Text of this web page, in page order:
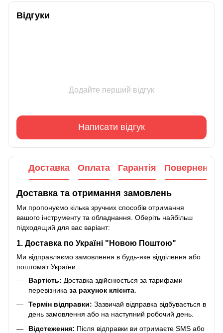
Відгуки
Додайте перший відгук
Написати відгук
Доставка Оплата Гарантія Повернення
Доставка та отримання замовлень
Ми пропонуємо кілька зручних способів отримання
вашого інструменту та обладнання. Оберіть найбільш
підходящий для вас варіант:
1. Доставка по Україні "Новою Поштою"
Ми відправляємо замовлення в будь-яке відділення або
поштомат України.
Вартість: Доставка здійснюється за тарифами
перевізника за рахунок клієнта
Термін відправки: Зазвичай відправка відбувається в
день замовлення або на наступний робочий день.
Відстеження: Після відправки ви отримаєте SMS або